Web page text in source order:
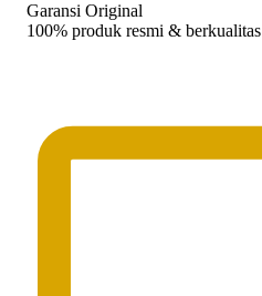
Garansi Original
100% produk resmi & berkualitas